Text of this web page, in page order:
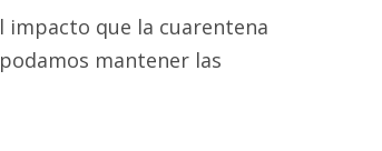
impacto que la cuarentena
mantener las